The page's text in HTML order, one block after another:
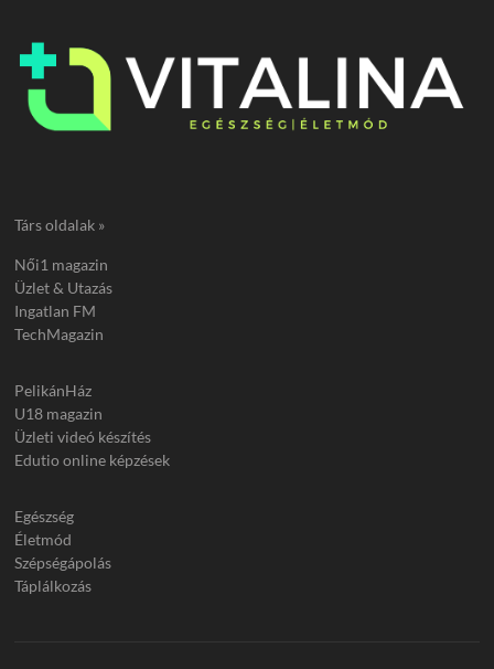
Társ oldalak »
Női1 magazin
Üzlet & Utazás
Ingatlan FM
TechMagazin
PelikánHáz
U18 magazin
Üzleti videó készítés
Edutio online képzések
Egészség
Életmód
Szépségápolás
Táplálkozás